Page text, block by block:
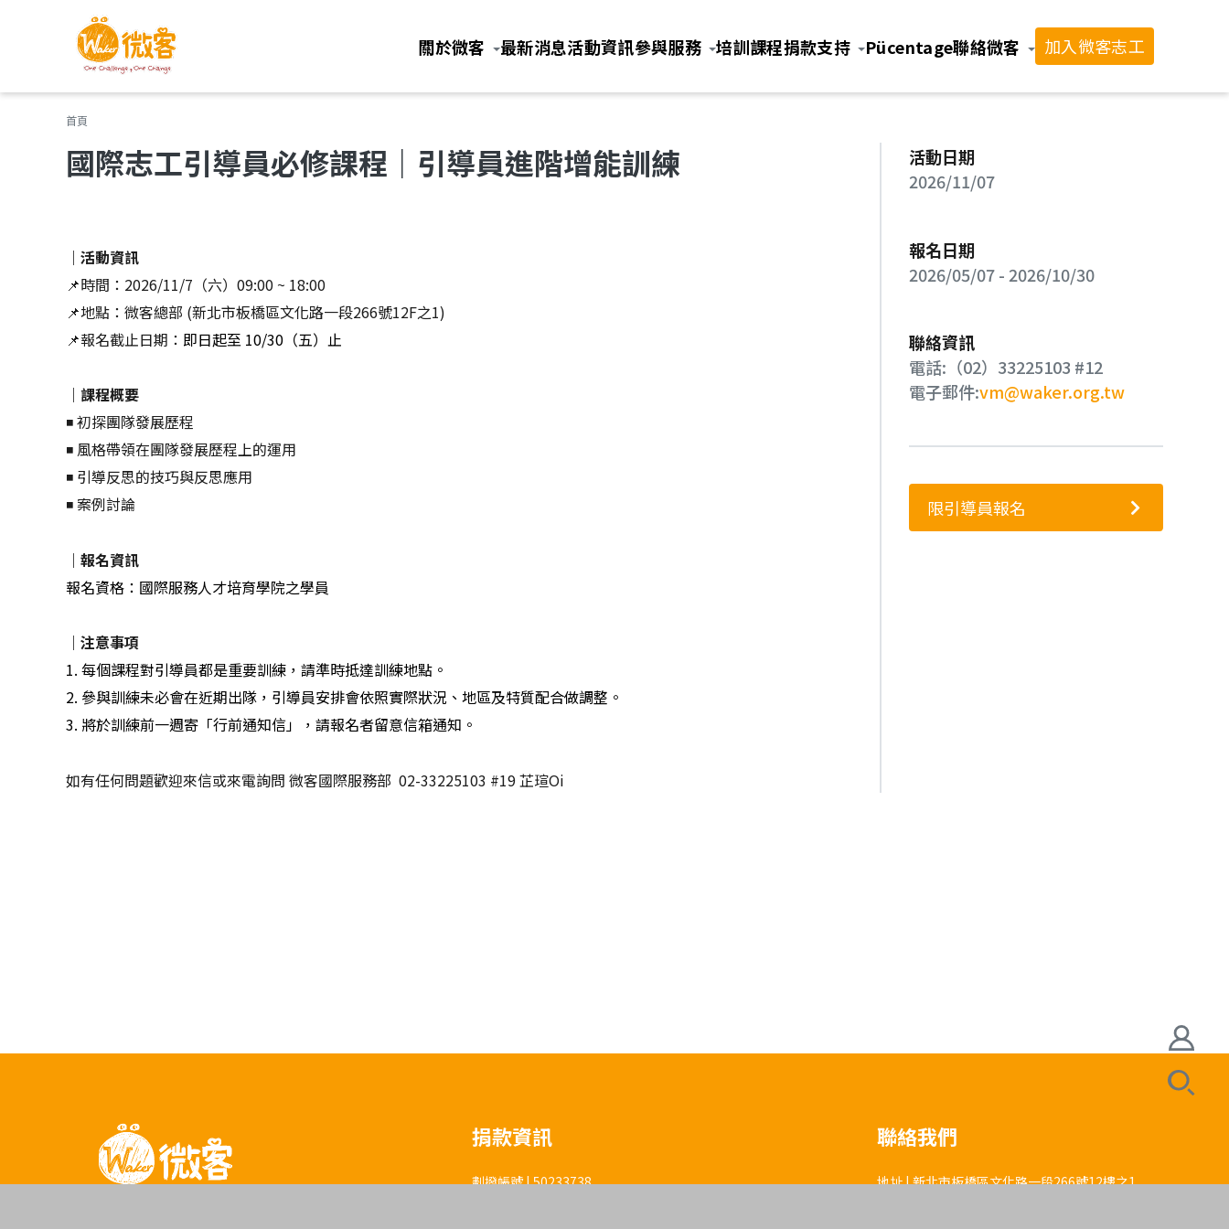
關於微客
最新消息活動資訊參與服務 培訓課程捐款支持 Pücentage聯絡微客 加入微客志工
您在這裡
首頁
國際志工引導員必修課程｜引導員進階增能訓練
活動日期
2026/11/07
報名日期
2026/05/07- 2026/10/30
聯絡資訊
電話: （02）33225103 #12
電子郵件:vm@waker.org.tw
限引導員報名
｜ 活動資訊
📌時間：2026/11/7（六） 09:00 ~ 18:00
📌地點：微客總部 (新北市板橋區文化路一段266號12F之1)
📌報名截止日期： 即日起至 10/30（五） 止
｜ 課程概要
◾ 初探團隊發展歷程
◾ 風格帶領在團隊發展歷程上的運用
◾ 引導反思的技巧與反思應用
◾ 案例討論
｜ 報名資訊
報名資格：國際服務人才培育學院之學員
｜注意事項
1. 每個課程對引導員都是重要訓練，請準時抵達訓練地點。
2. 參與訓練未必會在近期出隊，引導員安排會依照實際狀況、地區及特質配合做調整。
3. 將於訓練前一週寄「行前通知信」，請報名者留意信箱通知。
如有任何問題歡迎來信或來電詢問 微客國際服務部 02-33225103 #19 芷瑄Oi
捐款資訊
劃撥帳號 | 50233738
聯絡我們
地址 | 新北市板橋區文化路一段266號12樓之1